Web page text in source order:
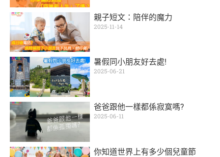
親子短文：陪伴的魔力
2025-11-14
暑假同小朋友好去處!
2025-06-21
爸爸跟他一樣都係寂寞嗎?
2025-06-11
你知道世界上有多少個兒童節